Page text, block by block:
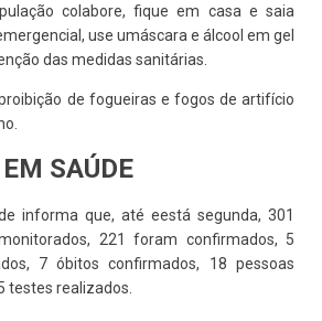
colabore, fique em casa e saia
use umáscara e álcool em gel
das medidas sanitárias.
de fogueiras e fogos de artifício
SAÚDE
informa que, até eestá segunda, 301
221 foram confirmados, 5
7 óbitos confirmados, 18 pessoas
testes realizados.